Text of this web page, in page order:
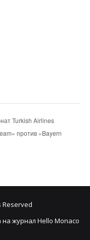
Turkish Airlines
против «Bayern
Reserved
на журнал Hello Monaco